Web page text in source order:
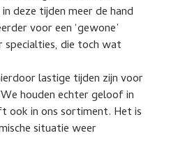
deze tijden meer de hand
voor een ‘gewone’
die toch wat
lastige tijden zijn voor
houden echter geloof in
ook in ons sortiment. Het is
situatie weer